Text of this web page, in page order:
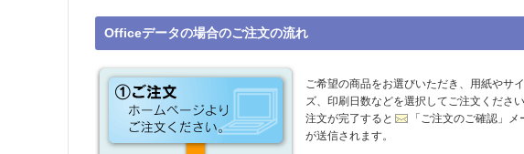
Officeデータの場合のご注文の流れ
ご希望の商品をお選びいただき、用紙やサイ
ズ、印刷日数などを選択してご注文ください
注文が完了すると
「ご注文のご確認」メ
が送信されます。